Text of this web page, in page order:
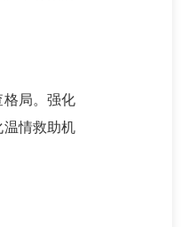
局。强化
温情救助机
。